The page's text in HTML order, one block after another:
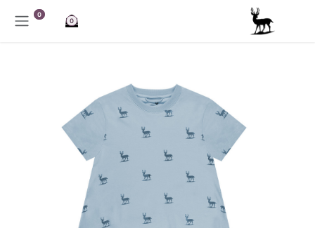
تخطي للذهاب إلى المحتوى
0
0